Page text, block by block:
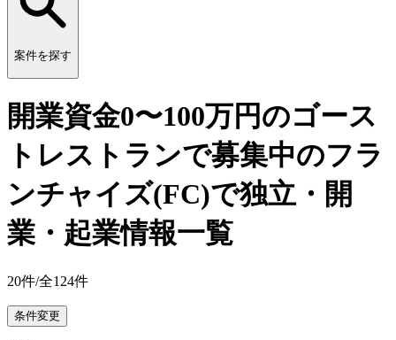
案件を探す
開業資金0〜100万円のゴース
トレストランで募集中のフラ
ンチャイズ(FC)で独立・開
業・起業情報一覧
20件/全124件
条件変更